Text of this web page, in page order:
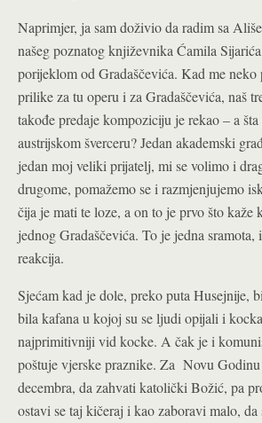
Naprimjer, ja sam doživio da radim sa
našeg poznatog književnika Ćamila
porijeklom od Gradaščevića. Kad me neko
prilike za tu operu i za Gradaščevića, naš
takođe predaje kompoziciju je rekao – a
austrijskom šverceru? Jedan akademski
jedan moj veliki prijatelj, mi se volimo i
drugome, pomažemo se i razmjenjujemo
čija je mati te loze, a on to je prvo što kaže
jednog Gradaščevića. To je jedna
reakcija.
Sjećam kad je dole, preko puta Husejnije,
bila kafana u kojoj su se ljudi opijali i
najprimitivniji vid kocke. A čak je i
poštuje vjerske praznike. Za Novu
decembra, da zahvati katolički Božić, pa
ostavi se taj kičeraj i kao zaboravi malo, da